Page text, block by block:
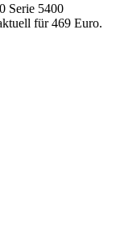
Serie 5400
für 469 Euro.